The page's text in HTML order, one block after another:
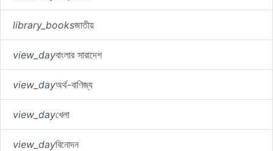
library_booksজাতীয়
view_dayবাংলার সারাদেশ
view_dayঅর্থ-বাণিজ্য
view_dayখেলা
view_dayবিনোদন